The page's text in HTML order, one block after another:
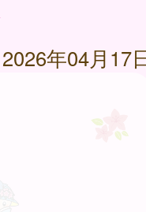
2026年04月17